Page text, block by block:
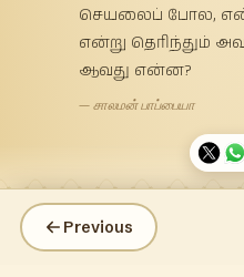
செயலைப் போல, என்
என்று தெரிந்தும்
ஆவது என்ன?
— சாலமன் பாப்பையா
Previous